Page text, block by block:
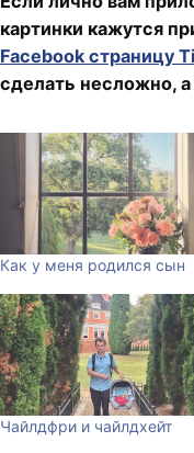
картинки кажутся
Facebook страницу
сделать несложно,
Как у меня родился сын
Чайлдфри и чайлдхейт